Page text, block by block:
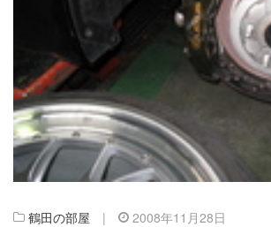
鶴田の部屋 | 2008年11月28日